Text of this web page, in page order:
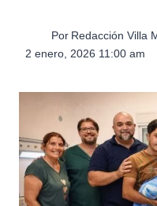
Por Redacción Villa
2 enero, 2026 11:00 am